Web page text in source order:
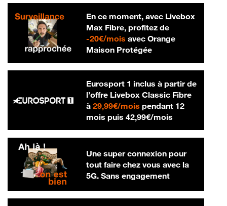
En ce moment, avec Livebox
Max Fibre, profitez de
-20€/mois20 € par mois
avec Orange
Maison Protégée
Eurosport 1 inclus à partir de
l’offre Livebox Classic Fibre
à 29,99€/mois29,99 € par mois
pendant 12
mois puis 42,99€/mois42,99 € par
Une super connexion pour
tout faire chez vous avec la
5G. Sans engagement